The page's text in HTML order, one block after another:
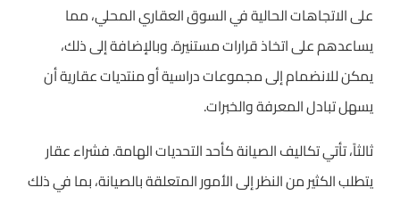
على الاتجاهات الحالية في السوق العقاري المحلي، مما
يساعدهم على اتخاذ قرارات مستنيرة. وبالإضافة إلى ذلك،
يمكن للانضمام إلى مجموعات دراسية أو منتديات عقارية أن
يسهل تبادل المعرفة والخبرات.
ثالثاً، تأتي تكاليف الصيانة كأحد التحديات الهامة. فشراء عقار
يتطلب الكثير من النظر إلى الأمور المتعلقة بالصيانة، بما في ذلك